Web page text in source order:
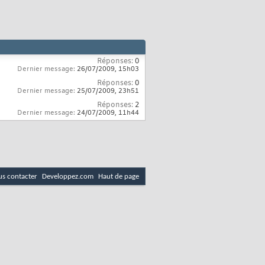
Réponses:0
Dernier message: 26/07/2009, 15h03
Réponses:0
Dernier message: 25/07/2009, 23h51
Réponses: 2
Dernier message: 24/07/2009, 11h44
contacter Developpez.com Haut de page